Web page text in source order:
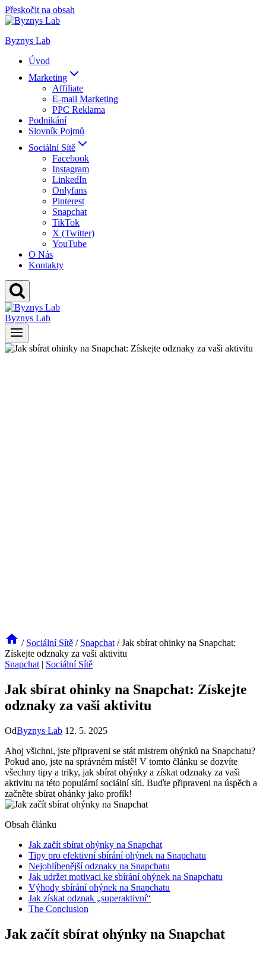
Přeskočit na obsah
Byznys Lab
Úvod
Marketing
Affiliate
E-mail Marketing
PPC Reklama
Podnikání
Slovník Pojmů
Sociální Sítě
Facebook
Instagram
LinkedIn
Onlyfans
Pinterest
Snapchat
TikTok
X (Twitter)
YouTube
O Nás
Kontakty
Byznys Lab
/ Sociální Sítě / Snapchat / Jak sbírat ohinky na Snapchat:
Získejte odznaky za vaši aktivitu
Snapchat | Sociální Sítě
Jak sbírat ohinky na Snapchat: Získejte
odznaky za vaši aktivitu
OdByznys Lab 12. 5. 2025
Ahoj všichni, jste připraveni se stát mistrem ohýnků na Snapchatu?
Pokud ano, jste na správném místě! V tomto článku se dozvíte
všechny tipy a triky, jak sbírat ohýnky a získat odznaky za vaši
aktivitu na této populární sociální síti. Buďte připraveni na úspěch a
začněte sbírat ohánky jako profík!
Obsah článku
Jak začít sbírat ohýnky na Snapchat
Tipy pro efektivní sbírání ohýnek na Snapchatu
Nejoblíbenější odznaky na Snapchatu
Jak udržet motivaci ke sbírání ohýnek na Snapchatu
Výhody sbírání ohýnek na Snapchatu
Jak získat odznak „superaktivní“
The Conclusion
Jak začít sbírat ohýnky na Snapchat